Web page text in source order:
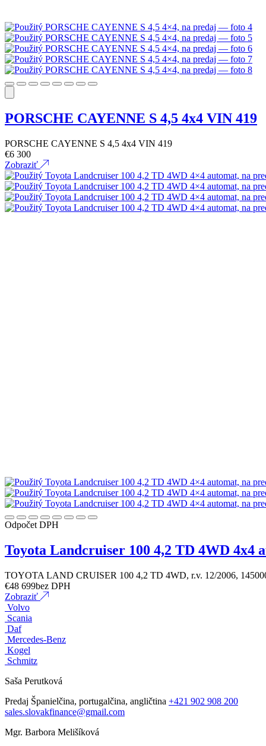
PORSCHE CAYENNE S 4,5 4x4 VIN 419
PORSCHE CAYENNE S 4,5 4x4 VIN 419
€6 300
Zobraziť
Odpočet DPH
Toyota Landcruiser 100 4,2 TD 4WD 4x4
TOYOTA LAND CRUISER 100 4,2 TD 4WD, r.v. 12/2006,
€48 699bez DPH
Zobraziť
Volvo
Scania
Daf
Mercedes-Benz
Kogel
Schmitz
Saša Perutková
Predaj Španielčina, portugalčina, angličtina +421 902 908 200
sales.slovakfinance@gmail.com
Mgr. Barbora Melišíková